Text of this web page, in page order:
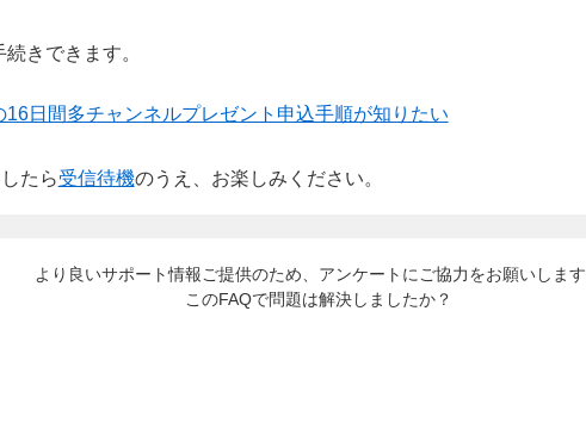
続きできます。
16日間多チャンネルプレゼント申込手順が知りたい
たら受信待機のうえ、お楽しみください。
より良いサポート情報ご提供のため、アンケートにご協力をお願いしま
このFAQで問題は解決しましたか？